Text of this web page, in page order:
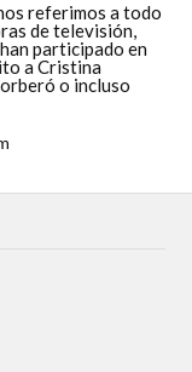
referimos a todo
de televisión,
participado en
a Cristina
o incluso